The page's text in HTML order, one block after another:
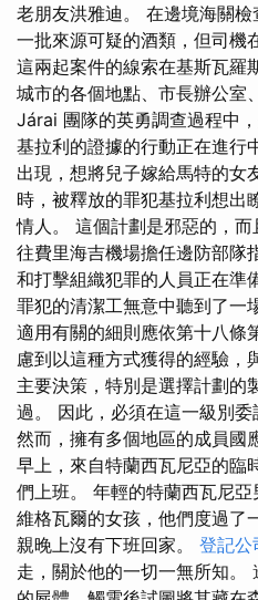
老朋友洪雅迪。 在邊境海關
一批來源可疑的酒類，但司機
這兩起案件的線索在基斯瓦羅
城市的各個地點、市長辦公室
Járai 團隊的英勇調查過程中
基拉利的證據的行動正在進行
出現，想將兒子嫁給馬特的女
時，被釋放的罪犯基拉利想出
情人。 這個計劃是邪惡的，
往費里海吉機場擔任邊防部隊
和打擊組織犯罪的人員正在準
罪犯的清潔工無意中聽到了一
適用有關的細則應依第十八條
慮到以這種方式獲得的經驗，
主要決策，特別是選擇計劃的
過。 因此，必須在這一級別委
然而，擁有多個地區的成員國
早上，來自特蘭西瓦尼亞的臨
們上班。 年輕的特蘭西瓦尼
維格瓦爾的女孩，他們度過了
親晚上沒有下班回家。 登記公
走，關於他的一切一無所知。